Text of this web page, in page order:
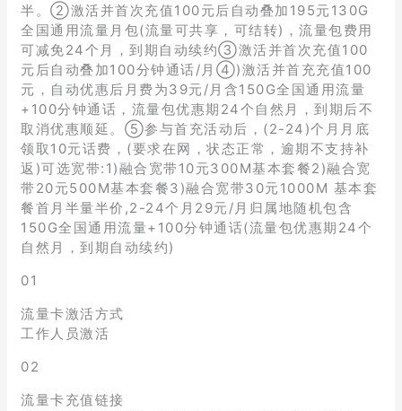
半。②激活并首次充值100元后自动叠加195元130G
全国通用流量月包(流量可共享，可结转)，流量包费用
可减免24个月，到期自动续约③激活并首次充值100
元后自动叠加100分钟通话/月④)激活并首充充值100
元，自动优惠后月费为39元/月含150G全国通用流量
+100分钟通话，流量包优惠期24个自然月，到期后不
取消优惠顺延。⑤参与首充活动后，(2-24)个月月底
领取10元话费，(要求在网，状态正常，逾期不支持补
返)可选宽带:1)融合宽带10元300M基本套餐2)融合宽
带20元500M基本套餐3)融合宽带30元1000M 基本套
餐首月半量半价,2-24个月29元/月归属地随机包含
150G全国通用流量+100分钟通话(流量包优惠期24个
自然月，到期自动续约)
01
流量卡激活方式
工作人员激活
02
流量卡充值链接